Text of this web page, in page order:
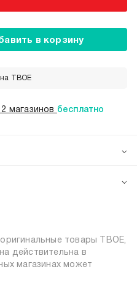
в корзину
ТВОЕ
магазинов бесплатно
дизайн обеспечивает
поверхность
и комфортное
бежевый
этиленвинилацетат
товары ТВОЕ,
действительна в
магазинах может